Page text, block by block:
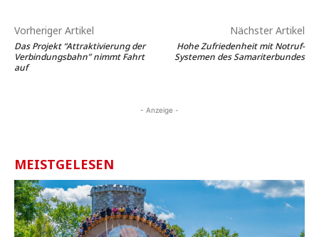
Vorheriger Artikel
Das Projekt “Attraktivierung der
Verbindungsbahn” nimmt Fahrt
auf
Nächster Artikel
Hohe Zufriedenheit mit Notruf-
Systemen des Samariterbundes
- Anzeige -
MEISTGELESEN